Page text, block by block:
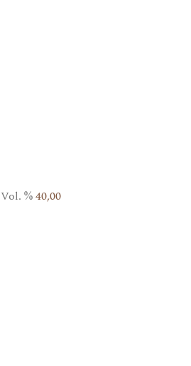
Vol. %40,00